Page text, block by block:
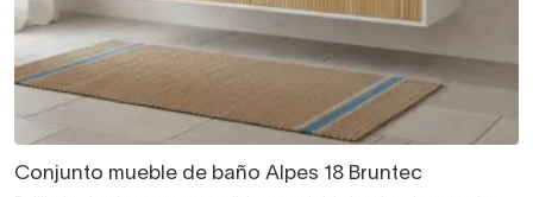
Conjunto mueble de baño Alpes 18 Bruntec